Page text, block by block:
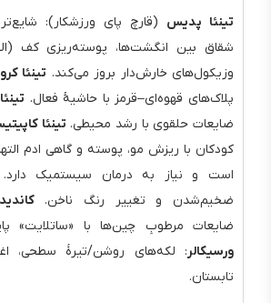
تینئا پدیس (قارچ پای ورزشکار):
شقاق بین انگشت‌ها، پوسته‌ریزی کف
وزیکول‌های خارش‌دار بروز می‌کند. تینئا
پلاک‌های قهوه‌ای–قرمز با حاشیهٔ فعال.
ضایعات حلقوی با رشد محیطی. تینئا
کودکان با ریزش مو، پوسته و گاهی ادم
است و نیاز به درمان سیستمیک دارد.
ضخیم‌شدن و تغییر رنگ ناخن.
ضایعات مرطوبِ چین‌ها با «ساتلایت»
ورسیکالر : لکه‌های روشن/تیرهٔ سطحی،
تابستان.